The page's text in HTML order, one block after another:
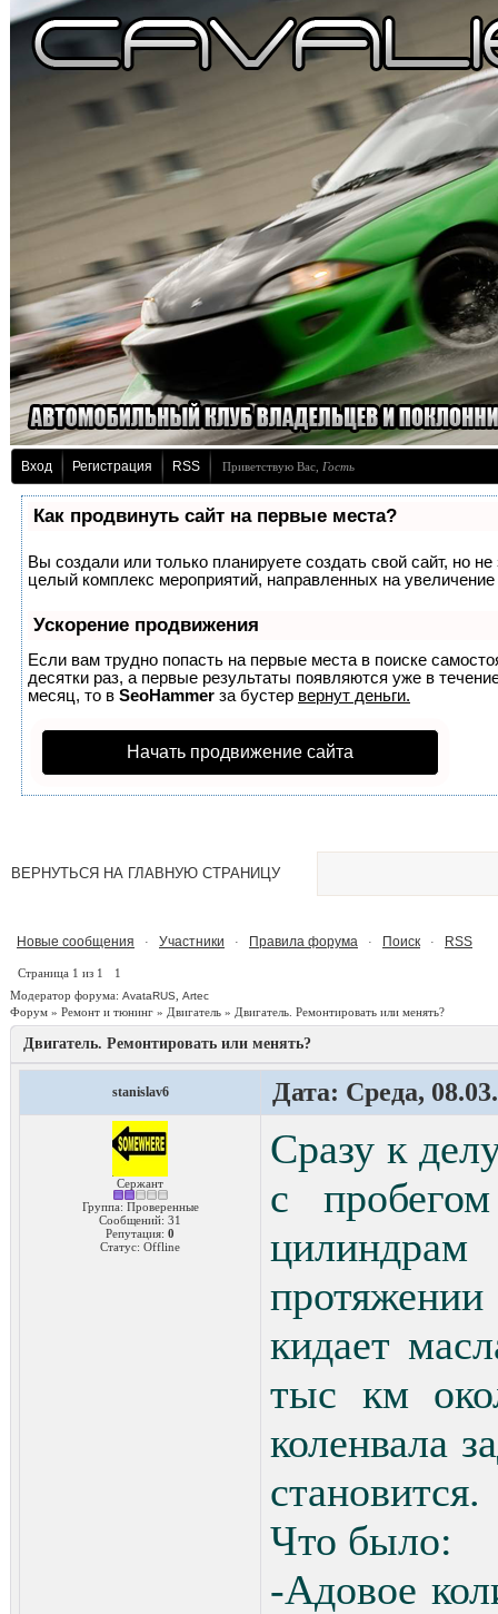
Вход Регистрация RSS Приветствую Вас Гость
Как продвинуть сайт на первые места?
Вы создали или только планируете создать свой сайт, но
целый комплекс мероприятий, направленных на
Ускорение продвижения
Если вам трудно попасть на первые места в поиске
десятки раз, а первые результаты появляются уже в
месяц, то в SeoHammer за бустер вернут деньги.
Начать продвижение сайта
ВЕРНУТЬСЯ НА ГЛАВНУЮ СТРАНИЦУ
Новые сообщения · Участники · Правила форума · Поиск · RSS
Страница 1 из 1
1
Модератор форума: AvataRUS Artec
Форум » Ремонт и тюнинг » Двигатель » Двигатель. Ремонтировать или менять?
Двигатель. Ремонтировать или менять?
stanislav6 Дата: Среда,
Сержант
Группа: Проверенные
Сообщений: 31
Репутация: 0
Статус: Offline
Сразу к
с
кидает
тыс км
коленвала
становится.
Что было:
-Адовое